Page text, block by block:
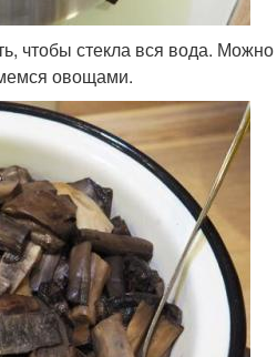
чтобы стекла вся вода.
овощами.